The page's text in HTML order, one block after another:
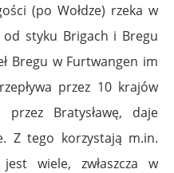
(po Wołdze) rzeka w
od styku Brigach i Bregu
Bregu w Furtwangen im
przez 10 krajów
przez Bratysławę, daje
Z tego korzystają m.in.
wiele, zwłaszcza w